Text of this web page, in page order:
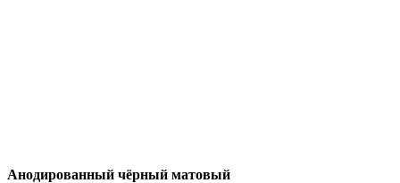
Анодированный чёрный матовый